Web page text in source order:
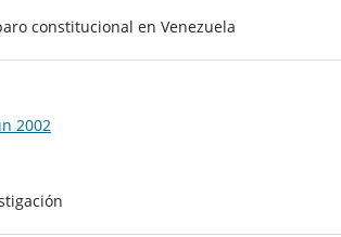
constitucional en Venezuela
2002